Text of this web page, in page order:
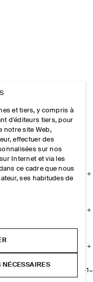
+1
et tiers, y compris à
d'éditeurs tiers, pour
notre site Web,
effectuer des
sur nos
Internet et via les
ce cadre que nous
ses habitudes de